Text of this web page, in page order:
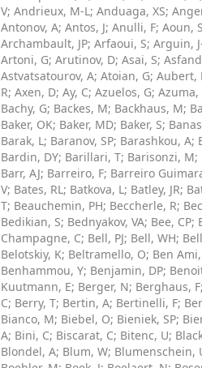
V; Andrieux, M-L; Anduaga, XS;
Antonov, A; Antos, J; Anulli, F; Aoun, S
Archambault, JP; Arfaoui, S; Arguin,
Artoni, G; Arutinov, D; Asai, S;
Astvatsatourov, A; Atoian, G; Aubert,
R; Axen, D; Ay, C; Azuelos, G; Azuma,
Bachy, G; Backes, M; Backhaus, M;
Baker, OK; Baker, MD; Baker, S;
Barak, L; Baranov, SP; Barashkou, A;
Bardin, DY; Barillari, T; Barisonzi, M;
Barr, AJ; Barreiro, F; Barreiro
V; Bates, RL; Batkova, L; Batley, JR;
T; Beauchemin, PH; Beccherle, R;
Bedikian, S; Bednyakov, VA; Bee, CP;
Champagne, C; Bell, PJ; Bell, WH;
Belotskiy, K; Beltramello, O; Ben Ami,
Benhammou, Y; Benjamin, DP;
Kuutmann, E; Berger, N; Berghaus, F;
C; Berry, T; Bertin, A; Bertinelli, F;
Bianco, M; Biebel, O; Bieniek, SP;
A; Bini, C; Biscarat, C; Bitenc, U;
Blondel, A; Blum, W; Blumenschein,